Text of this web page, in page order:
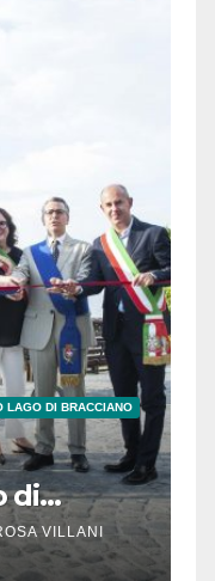
LAGO DI BRACCIANO
di
VILLANI